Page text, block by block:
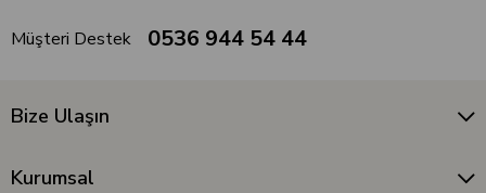
Müşteri Destek 0536 944 54 44
Bize Ulaşın
Kurumsal